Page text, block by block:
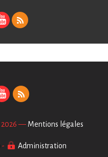
2026 — Mentions légales
- Administration